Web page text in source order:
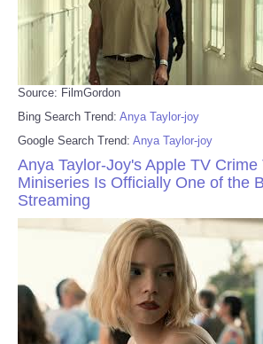
Source: FilmGordon
Bing Search Trend: Anya Taylor-joy
Google Search Trend: Anya Taylor-joy
Anya Taylor-Joy's Apple TV Crime
Miniseries Is Officially One of the
Streaming